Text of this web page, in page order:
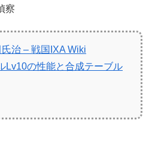
察
治 – 戦国IXA Wiki
Lv10の性能と合成テーブル